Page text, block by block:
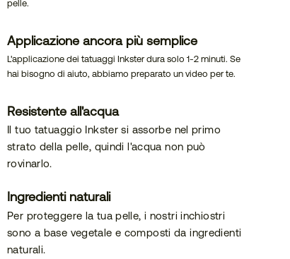
pelle.
Applicazione ancora più semplice
L'applicazione dei tatuaggi Inkster dura solo 1-2 minuti. Se
hai bisogno di aiuto, abbiamo preparato un video per te.
Resistente all'acqua
Il tuo tatuaggio Inkster si assorbe nel primo
strato della pelle, quindi l'acqua non può
rovinarlo.
Ingredienti naturali
Per proteggere la tua pelle, i nostri inchiostri
sono a base vegetale e composti da ingredienti
naturali.